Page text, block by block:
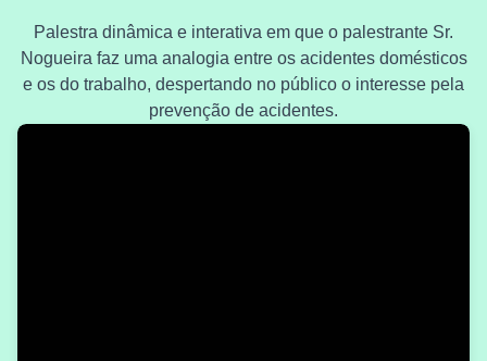
Palestra dinâmica e interativa em que o palestrante Sr.
Nogueira faz uma analogia entre os acidentes domésticos
e os do trabalho, despertando no público o interesse pela
prevenção de acidentes.